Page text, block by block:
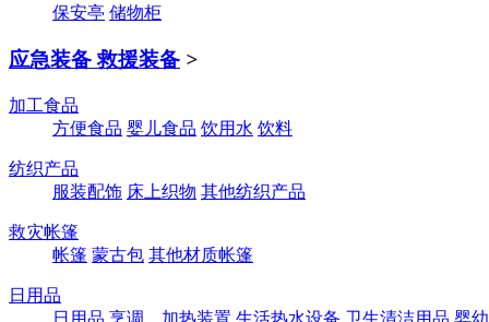
保安亭 储物柜
应急装备 救援装备 >
加工食品
方便食品 婴儿食品 饮用水 饮料
纺织产品
服装配饰 床上织物 其他纺织产品
救灾帐篷
帐篷 蒙古包 其他材质帐篷
日用品
日用品 烹调、加热装置 生活热水设备 卫生清洁用品 婴